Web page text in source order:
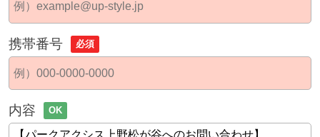
携帯番号 必須
内容 OK